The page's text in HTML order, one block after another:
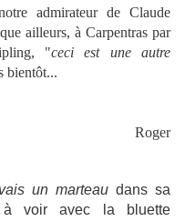
admirateur de Claude
ailleurs, à Carpentras par
"ceci est une autre
bientôt...
un marteau dans sa
à voir avec la bluette